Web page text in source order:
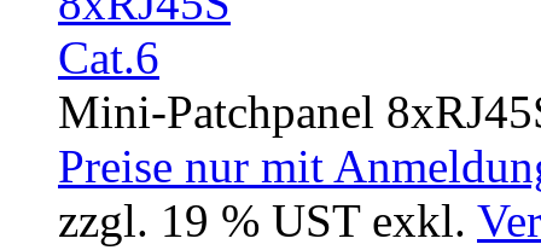
Mini-Patchpanel
Preise nur mit
zzgl. 19 % UST exkl.